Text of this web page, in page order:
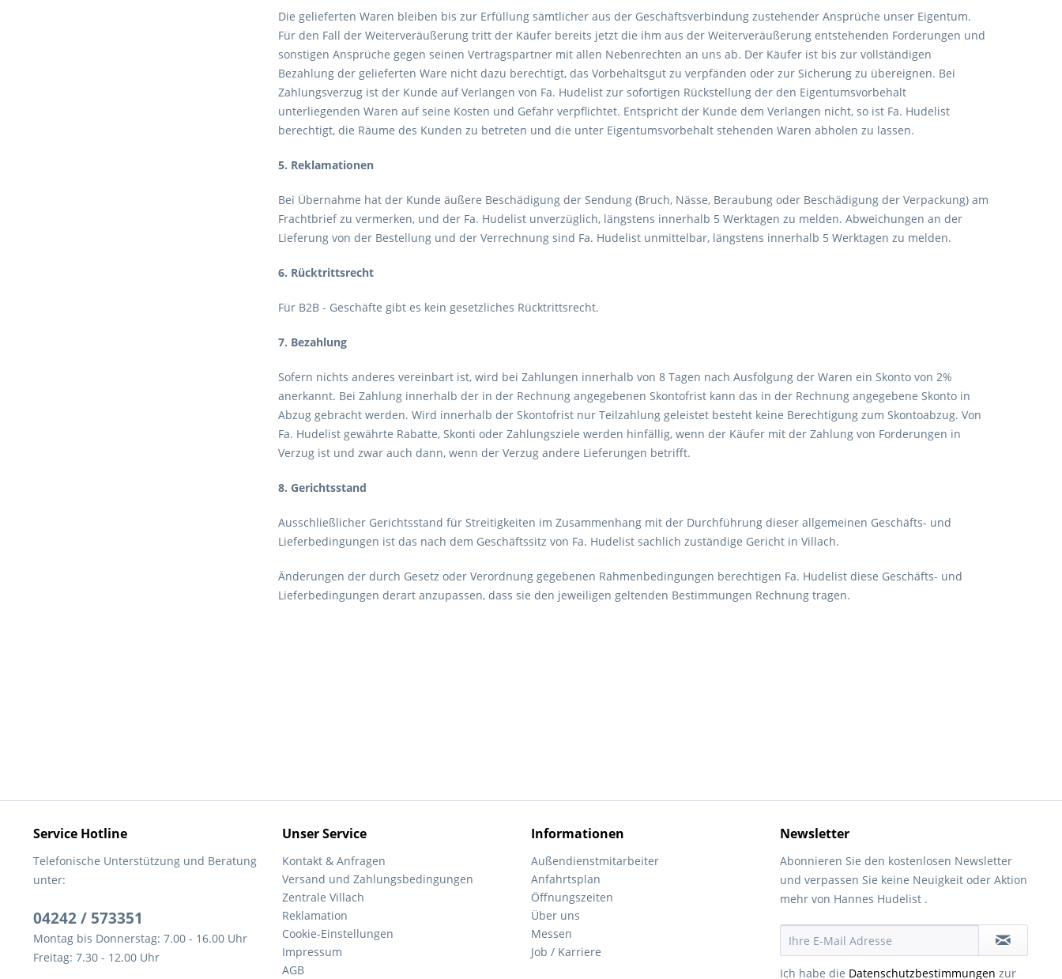
Die gelieferten Waren bleiben bis zur Erfüllung sämtlicher aus der Geschäftsverbindung zustehender Ansprüche unser Eigentum.
Für den Fall der Weiterveräußerung tritt der Käufer bereits jetzt die ihm aus der Weiterveräußerung entstehenden Forderungen und
sonstigen Ansprüche gegen seinen Vertragspartner mit allen Nebenrechten an uns ab. Der Käufer ist bis zur vollständigen
Bezahlung der gelieferten Ware nicht dazu berechtigt, das Vorbehaltsgut zu verpfänden oder zur Sicherung zu übereignen. Bei
Zahlungsverzug ist der Kunde auf Verlangen von Fa. Hudelist zur sofortigen Rückstellung der den Eigentumsvorbehalt
unterliegenden Waren auf seine Kosten und Gefahr verpflichtet. Entspricht der Kunde dem Verlangen nicht, so ist Fa. Hudelist
berechtigt, die Räume des Kunden zu betreten und die unter Eigentumsvorbehalt stehenden Waren abholen zu lassen.
5. Reklamationen
Bei Übernahme hat der Kunde äußere Beschädigung der Sendung (Bruch, Nässe, Beraubung oder Beschädigung der Verpackung) am
Frachtbrief zu vermerken, und der Fa. Hudelist unverzüglich, längstens innerhalb 5 Werktagen zu melden. Abweichungen an der
Lieferung von der Bestellung und der Verrechnung sind Fa. Hudelist unmittelbar, längstens innerhalb 5 Werktagen zu melden.
6. Rücktrittsrecht
Für B2B - Geschäfte gibt es kein gesetzliches Rücktrittsrecht.
7. Bezahlung
Sofern nichts anderes vereinbart ist, wird bei Zahlungen innerhalb von 8 Tagen nach Ausfolgung der Waren ein Skonto von 2%
anerkannt. Bei Zahlung innerhalb der in der Rechnung angegebenen Skontofrist kann das in der Rechnung angegebene Skonto in
Abzug gebracht werden. Wird innerhalb der Skontofrist nur Teilzahlung geleistet besteht keine Berechtigung zum Skontoabzug. Von
Fa. Hudelist gewährte Rabatte, Skonti oder Zahlungsziele werden hinfällig, wenn der Käufer mit der Zahlung von Forderungen in
Verzug ist und zwar auch dann, wenn der Verzug andere Lieferungen betrifft.
8. Gerichtsstand
Ausschließlicher Gerichtsstand für Streitigkeiten im Zusammenhang mit der Durchführung dieser allgemeinen Geschäfts- und
Lieferbedingungen ist das nach dem Geschäftssitz von Fa. Hudelist sachlich zuständige Gericht in Villach.
Änderungen der durch Gesetz oder Verordnung gegebenen Rahmenbedingungen berechtigen Fa. Hudelist diese Geschäfts- und
Lieferbedingungen derart anzupassen, dass sie den jeweiligen geltenden Bestimmungen Rechnung tragen.
Service Hotline
Telefonische Unterstützung und Beratung
unter:
04242 / 573351
Montag bis Donnerstag: 7.00 - 16.00 Uhr
Freitag: 7.30 - 12.00 Uhr
Unser Service
Kontakt & Anfragen
Versand und Zahlungsbedingungen
Zentrale Villach
Reklamation
Cookie-Einstellungen
Impressum
AGB
Informationen
Außendienstmitarbeiter
Anfahrtsplan
Öffnungszeiten
Über uns
Messen
Job / Karriere
Newsletter
Abonnieren Sie den kostenlosen Newsletter
und verpassen Sie keine Neuigkeit oder Aktion
mehr von Hannes Hudelist .
Ich habe die Datenschutzbestimmungen zur